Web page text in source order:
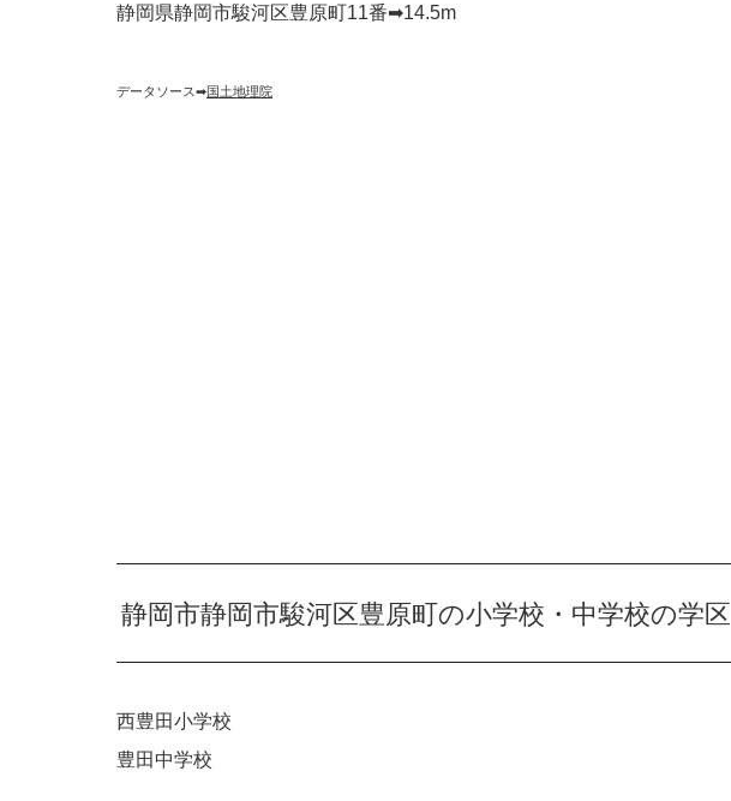
静岡県静岡市駿河区豊原町11番➡︎14.5m
データソース➡︎国土地理院
静岡市静岡市駿河区豊原町の小学校・中学校の学区
西豊田小学校
豊田中学校